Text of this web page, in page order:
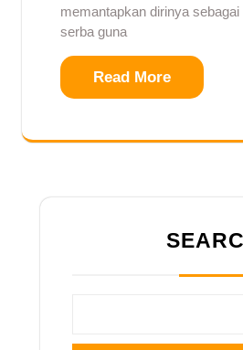
memantapkan dirinya
serba guna
Read More